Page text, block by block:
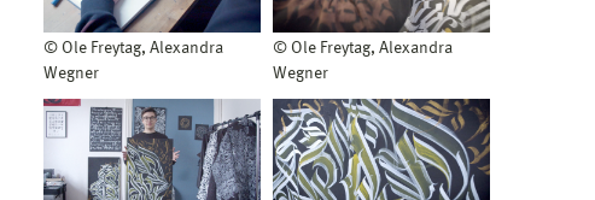
© Ole Freytag, Alexandra
Wegner
© Ole Freytag, Alexandra
Wegner